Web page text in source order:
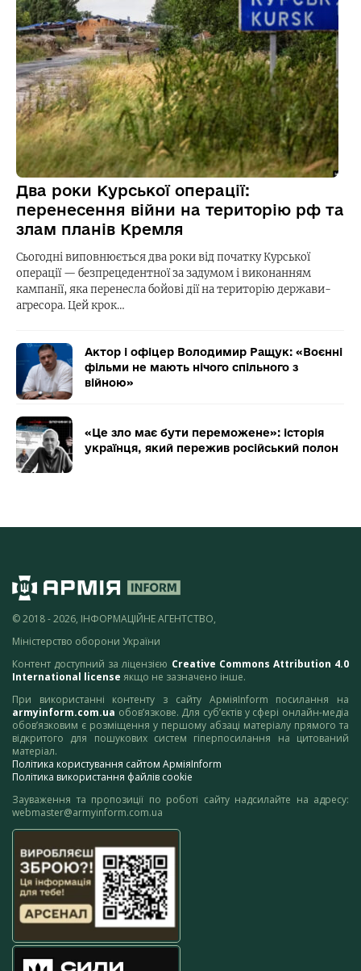
Два роки Курської операції:
перенесення війни на територію рф та
злам планів Кремля
Сьогодні виповнюється два роки від початку Курської
операції — безпрецедентної за задумом і виконанням
кампанії, яка перенесла бойові дії на територію держави-
агресора. Цей крок…
Актор і офіцер Володимир Ращук: «Воєнні
фільми не мають нічого спільного з
війною»
«Це зло має бути переможене»: історія
українця, який пережив російський полон
© 2018 - 2026, ІНФОРМАЦІЙНЕ АГЕНТСТВО,
Міністерство оборони України
Контент доступний за ліцензією Creative Commons Attribution 4.0
International license якщо не зазначено інше.
При використанні контенту з сайту АрміяInform посилання на
armyinform.com.ua обов’язкове. Для суб’єктів у сфері онлайн-медіа
обов’язковим є розміщення у першому абзаці матеріалу прямого та
відкритого для пошукових систем гіперпосилання на цитований
матеріал.
Політика користування сайтом АрміяInform
Політика використання файлів cookie
Зауваження та пропозиції по роботі сайту надсилайте на адресу:
webmaster@armyinform.com.ua